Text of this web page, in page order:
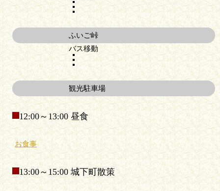
ふいご峠
バス移動
観光駐車場
12:00～13:00 昼食
お食事
13:00～15:00 城下町散策